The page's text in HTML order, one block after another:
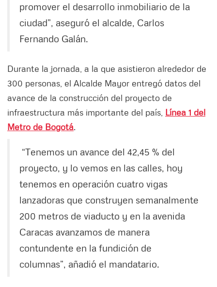
promover el desarrollo inmobiliario de la
ciudad”, aseguró el alcalde, Carlos
Fernando Galán.
Durante la jornada, a la que asistieron alrededor de
300 personas, el Alcalde Mayor entregó datos del
avance de la construcción del proyecto de
infraestructura más importante del país, Línea 1 del
Metro de Bogotá.
“Tenemos un avance del 42,45 % del
proyecto, y lo vemos en las calles, hoy
tenemos en operación cuatro vigas
lanzadoras que construyen semanalmente
200 metros de viaducto y en la avenida
Caracas avanzamos de manera
contundente en la fundición de
columnas”, añadió el mandatario.